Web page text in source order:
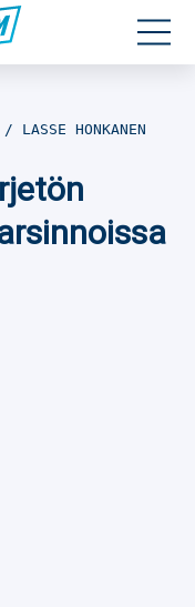
LASSE HONKANEN